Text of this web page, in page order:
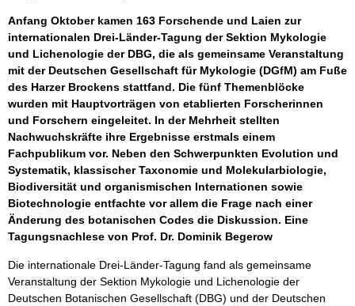
Anfang Oktober kamen 163 Forschende und Laien zur
internationalen Drei-Länder-Tagung der Sektion Mykologie
und Lichenologie der DBG, die als gemeinsame Veranstaltung
mit der Deutschen Gesellschaft für Mykologie (DGfM) am Fuße
des Harzer Brockens stattfand. Die fünf Themenblöcke
wurden mit Hauptvorträgen von etablierten Forscherinnen
und Forschern eingeleitet. In der Mehrheit stellten
Nachwuchskräfte ihre Ergebnisse erstmals einem
Fachpublikum vor. Neben den Schwerpunkten Evolution und
Systematik, klassischer Taxonomie und Molekularbiologie,
Biodiversität und organismischen Internationen sowie
Biotechnologie entfachte vor allem die Frage nach einer
Änderung des botanischen Codes die Diskussion. Eine
Tagungsnachlese von Prof. Dr. Dominik Begerow
Die internationale Drei-Länder-Tagung fand als gemeinsame
Veranstaltung der Sektion Mykologie und Lichenologie der
Deutschen Botanischen Gesellschaft (DBG) und der Deutschen